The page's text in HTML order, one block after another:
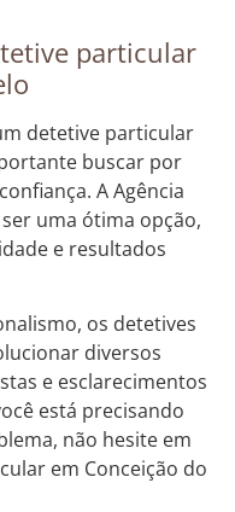
particular
detetive particular
buscar por
A Agência
uma ótima opção,
e resultados
os detetives
diversos
e esclarecimentos
está precisando
não hesite em
em Conceição do